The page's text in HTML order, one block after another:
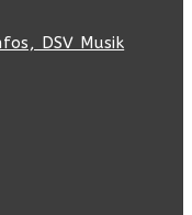
DSV Musik